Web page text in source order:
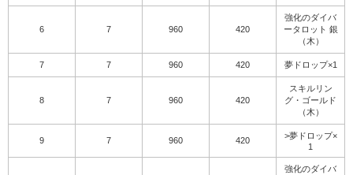
6 7 960 420
強化のダイバ
ータロット 銀
（木）
7 7 960 420 夢ドロップ×1
8 7 960 420
スキルリン
グ・ゴールド
（木）
9 7 960 420
>夢ドロップ×
1
強化のダイバ